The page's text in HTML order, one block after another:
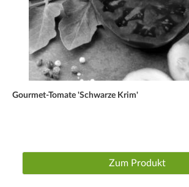
Gourmet-Tomate 'Schwarze Krim'
Zum Produkt